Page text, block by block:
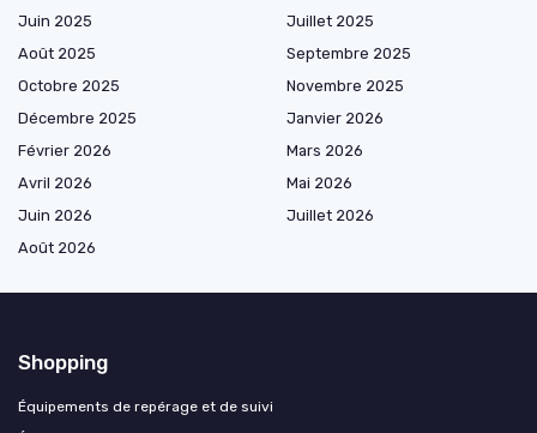
Juin 2025
Juillet 2025
Août 2025
Septembre 2025
Octobre 2025
Novembre 2025
Décembre 2025
Janvier 2026
Février 2026
Mars 2026
Avril 2026
Mai 2026
Juin 2026
Juillet 2026
Août 2026
Shopping
Équipements de repérage et de suivi